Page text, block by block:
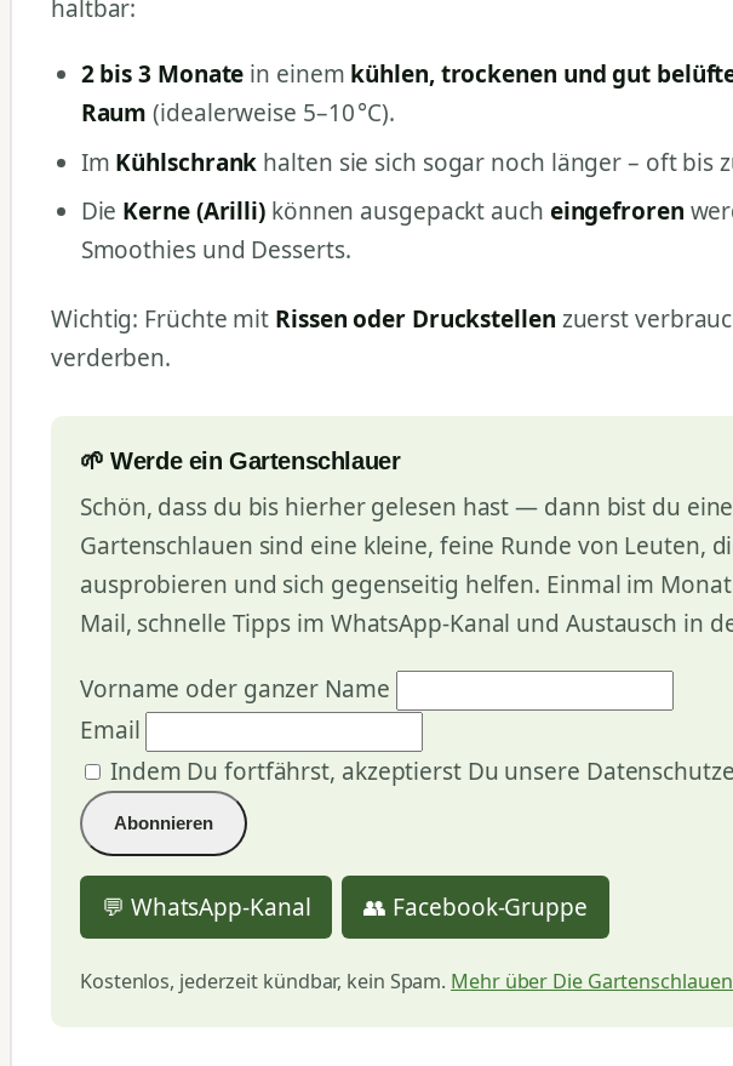
haltbar:
2 bis 3 Monate in einem kühlen, trockenen und gut
Raum (idealerweise 5–10 °C).
Im Kühlschrank halten sie sich sogar noch länger – oft bis
Die Kerne (Arilli)können ausgepackt auch eingefroren
Smoothies und Desserts.
Wichtig: Früchte mit Rissen oder Druckstellen zuerst
verderben.
🌱 Werde ein Gartenschlauer
Schön, dass du bis hierher gelesen hast — dann bist du
Gartenschlauen sind eine kleine, feine Runde von Leuten,
ausprobieren und sich gegenseitig helfen. Einmal im
Mail, schnelle Tipps im WhatsApp-Kanal und Austausch in
Vorname oder ganzer Name
Email
Indem Du fortfährst, akzeptierst Du unsere
💬 WhatsApp-Kanal 👥 Facebook-Gruppe
Kostenlos, jederzeit kündbar, kein Spam. Mehr über Die